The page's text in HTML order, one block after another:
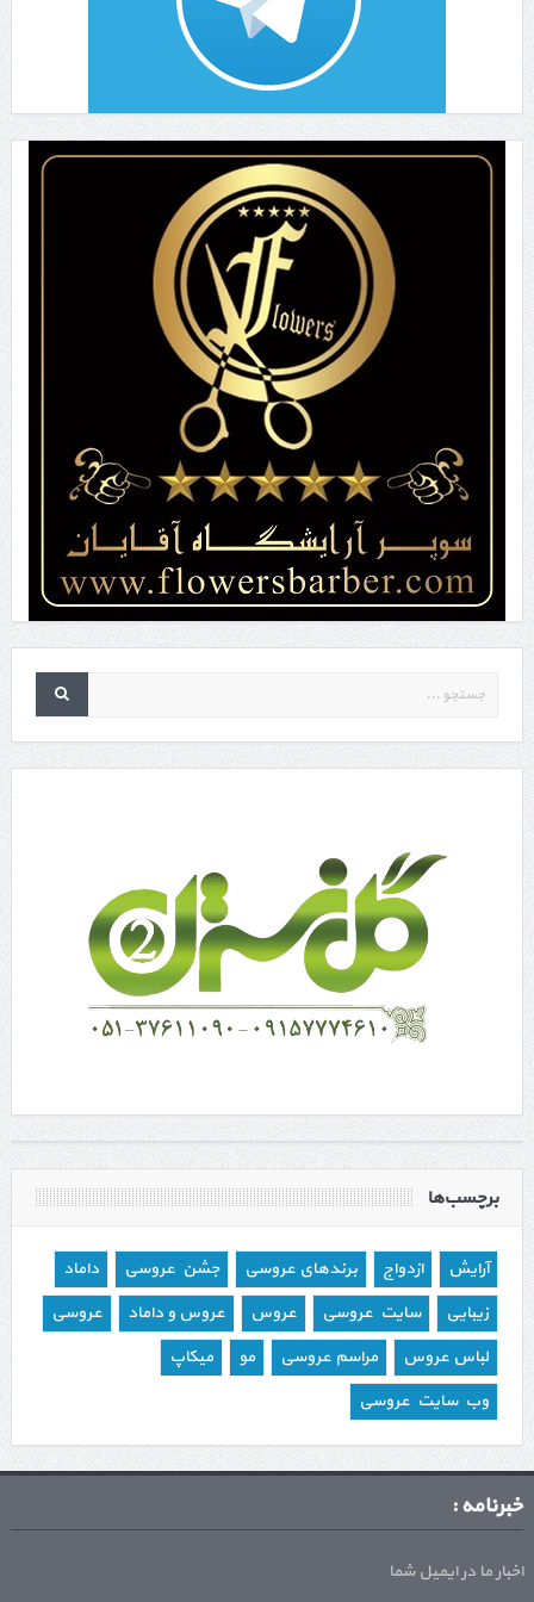
برچسب‌ها
آرایش ازدواج برندهای عروسی جشن عروسی
داماد
زیبایی
سایت عروسی عروس عروس و داماد
عروسی
لباس عروس
مراسم عروسی مو
میکاپ
وب سایت عروسی
خبرنامه :
اخبار ما در ایمیل شما